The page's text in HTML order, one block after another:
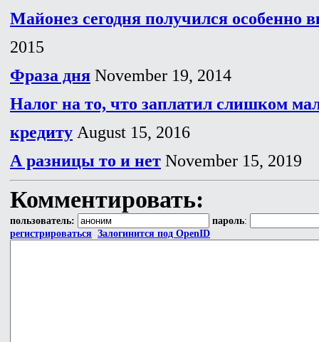
Майонез сегодня получился особенно
2015
Фраза дня November 19, 2014
Налог на то, что заплатил слишком
кредиту August 15, 2016
А разницы то и нет November 15, 2019
Комментировать:
пользователь: пароль:
регистрироваться Залогинится под OpenID